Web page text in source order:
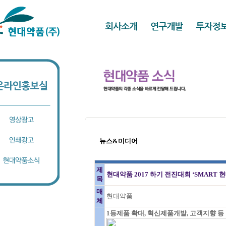
뉴스&미디어
제
목
현대약품 2017 하기 전진대회 ‘SMART
매
체
현대약품
1등제품 확대, 혁신제품개발, 고객지향 등